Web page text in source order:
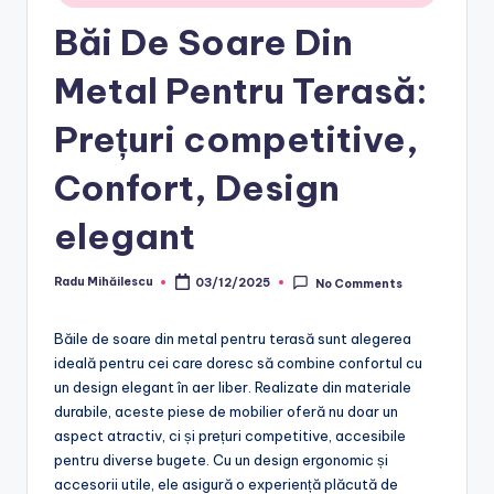
Băi De Soare Din
Metal Pentru Terasă:
Prețuri competitive,
Confort, Design
elegant
Posted
Radu Mihăilescu 03/12/2025 No Comments
Băile de soare din metal pentru terasă sunt alegerea
ideală pentru cei care doresc să combine confortul cu
un design elegant în aer liber. Realizate din materiale
durabile, aceste piese de mobilier oferă nu doar un
aspect atractiv, ci și prețuri competitive, accesibile
pentru diverse bugete. Cu un design ergonomic și
accesorii utile, ele asigură o experiență plăcută de